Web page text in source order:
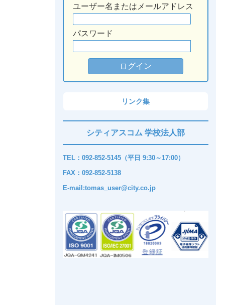
ユーザー名またはメールアドレス
パスワード
リンク集
シティアスコム 学校法人部
TEL：092-852-5145（平日 9:30～17:00）
FAX：092-852-5138
E-mail:tomas_user@city.co.jp